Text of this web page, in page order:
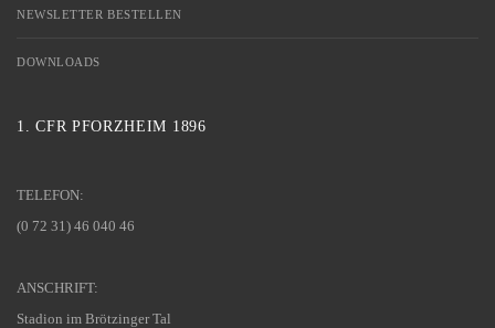
NEWSLETTER BESTELLEN
DOWNLOADS
1. CFR PFORZHEIM 1896
TELEFON:
(0 72 31) 46 040 46
ANSCHRIFT:
Stadion im Brötzinger Tal